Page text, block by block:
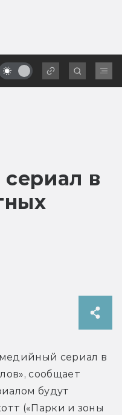
в
сериал в
сообщает
будут
(«Парки и зоны